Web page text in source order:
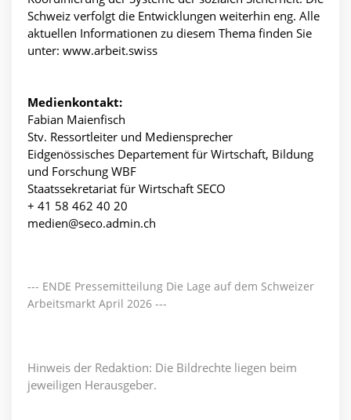
Schweiz verfolgt die Entwicklungen weiterhin eng. Alle
aktuellen Informationen zu diesem Thema finden Sie
unter: www.arbeit.swiss
Medienkontakt:
Fabian Maienfisch
Stv. Ressortleiter und Mediensprecher
Eidgenössisches Departement für Wirtschaft, Bildung
und Forschung WBF
Staatssekretariat für Wirtschaft SECO
+ 41 58 462 40 20
medien@seco.admin.ch
--- ENDE Pressemitteilung Die Lage auf dem Schweizer
Arbeitsmarkt April 2026 ---
Hinweis der Redaktion: Die Bildrechte liegen beim
jeweiligen Herausgeber.